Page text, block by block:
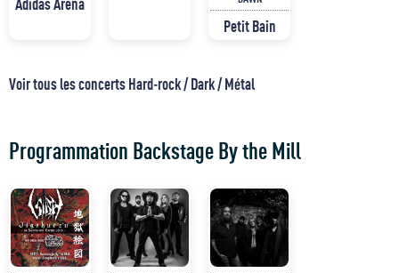
Petit Bain
Voir tous les concerts Hard-rock / Dark / Métal
Programmation Backstage By the Mill